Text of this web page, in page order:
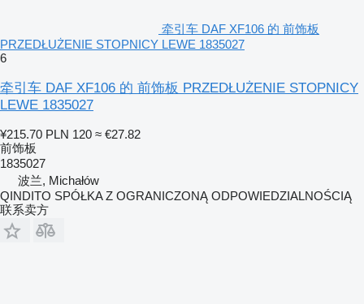
牵引车 DAF XF106 的 前饰板
PRZEDŁUŻENIE STOPNICY LEWE 1835027
6
牵引车 DAF XF106 的 前饰板 PRZEDŁUŻENIE STOPNICY
LEWE 1835027
¥215.70 PLN 120 ≈ €27.82
前饰板
1835027
波兰, Michałów
QINDITO SPÓŁKA Z OGRANICZONĄ ODPOWIEDZIALNOŚCIĄ
联系卖方